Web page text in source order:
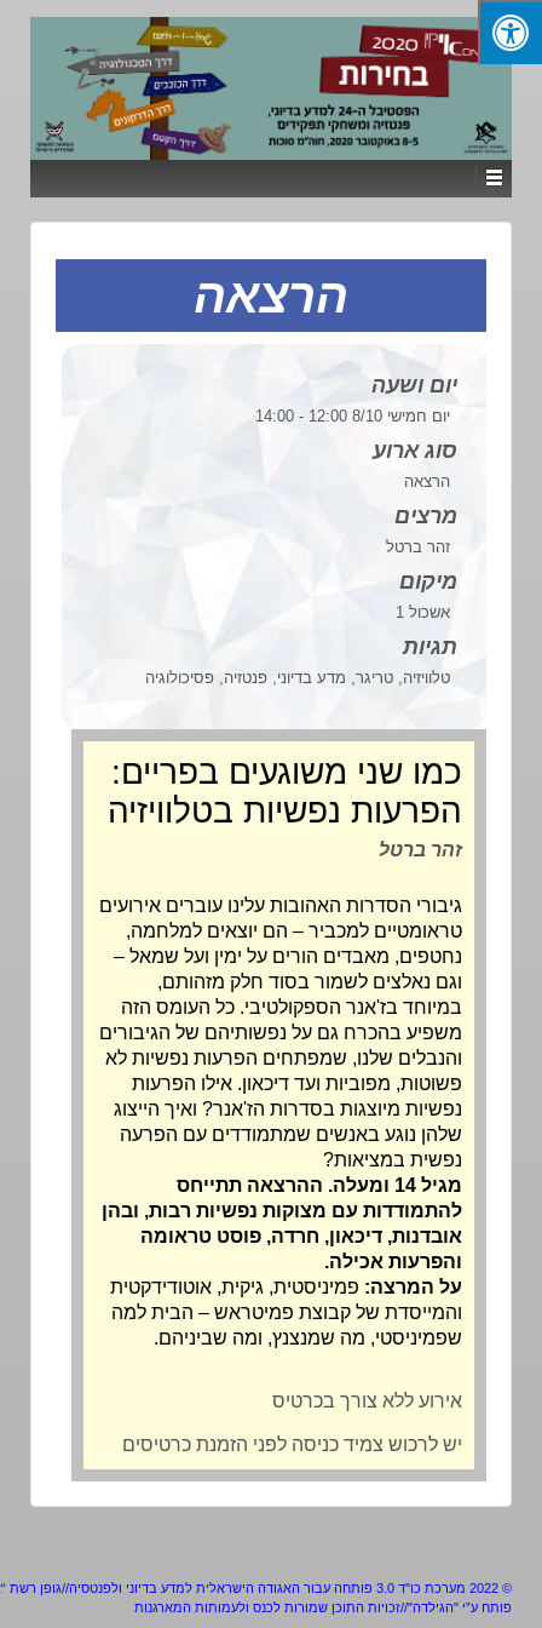
הרצאה
יום ושעה
יום חמישי 8/10 12:00 - 14:00
סוג ארוע
מרצים
זהר ברטל
טלוויזיה, טריגר, מדע בדיוני, פנטזיה, פסיכולוגיה
כמו שני משוגעים בפריים:
הפרעות נפשיות בטלוויזיה
זהר ברטל
גיבורי הסדרות האהובות עלינו עוברים אירועים
טראומטיים למכביר – הם יוצאים למלחמה,
נחטפים, מאבדים הורים על ימין ועל שמאל –
וגם נאלצים לשמור בסוד חלק מזהותם,
במיוחד בז'אנר הספקולטיבי. כל העומס הזה
משפיע בהכרח גם על נפשותיהם של הגיבורים
והנבלים שלנו, שמפתחים הפרעות נפשיות לא
פשוטות, מפוביות ועד דיכאון. אילו הפרעות
נפשיות מיוצגות בסדרות הז'אנר? ואיך הייצוג
שלהן נוגע באנשים שמתמודדים עם הפרעה
נפשית במציאות?
מגיל 14 ומעלה. ההרצאה תתייחס
להתמודדות עם מצוקות נפשיות רבות, ובהן
אובדנות, דיכאון, חרדה, פוסט טראומה
והפרעות אכילה.
על המרצה:פמיניסטית, גיקית, אוטודידקטית
והמייסדת של קבוצת פמיטראש– הבית למה
שפמיניסטי, מה שמנצנץ, ומה שביניהם.
אירוע ללא צורך בכרטיס
יש לרכוש צמיד כניסה לפני הזמנת כרטיסים
מערכת כו"ד 3.0 פותחה עבור האגודה הישראלית למדע בדיוני ולפנטסיה//גופן רשת “אלף”
"הגילדה"//זכויות התוכן שמורות לכנס ולעמותות המארגנות